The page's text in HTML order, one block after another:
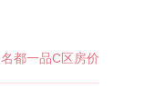
名都一品C区房价